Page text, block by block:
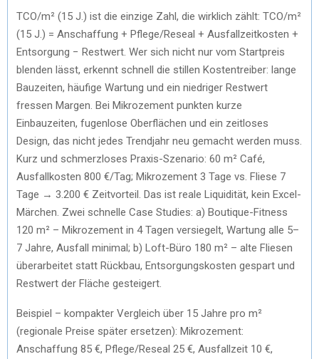
TCO/m² (15 J.) ist die einzige Zahl, die wirklich zählt: TCO/m²
(15 J.) = Anschaffung + Pflege/Reseal + Ausfallzeitkosten +
Entsorgung − Restwert. Wer sich nicht nur vom Startpreis
blenden lässt, erkennt schnell die stillen Kostentreiber: lange
Bauzeiten, häufige Wartung und ein niedriger Restwert
fressen Margen. Bei Mikrozement punkten kurze
Einbauzeiten, fugenlose Oberflächen und ein zeitloses
Design, das nicht jedes Trendjahr neu gemacht werden muss.
Kurz und schmerzloses Praxis-Szenario: 60 m² Café,
Ausfallkosten 800 €/Tag; Mikrozement 3 Tage vs. Fliese 7
Tage → 3.200 € Zeitvorteil. Das ist reale Liquidität, kein Excel-
Märchen. Zwei schnelle Case Studies: a) Boutique-Fitness
120 m² – Mikrozement in 4 Tagen versiegelt, Wartung alle 5–
7 Jahre, Ausfall minimal; b) Loft-Büro 180 m² – alte Fliesen
überarbeitet statt Rückbau, Entsorgungskosten gespart und
Restwert der Fläche gesteigert.
Beispiel – kompakter Vergleich über 15 Jahre pro m²
(regionale Preise später ersetzen): Mikrozement:
Anschaffung 85 €, Pflege/Reseal 25 €, Ausfallzeit 10 €,